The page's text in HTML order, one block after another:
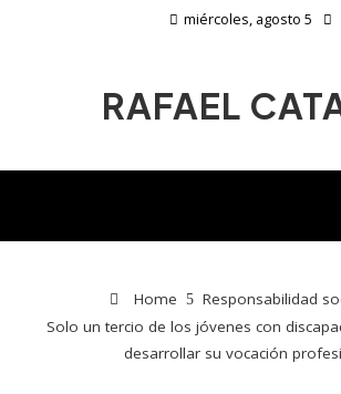
miércoles, agosto 5
RAFAEL
Home
Responsabilidad
Solo un tercio de los jóvenes con
desarrollar su vocación